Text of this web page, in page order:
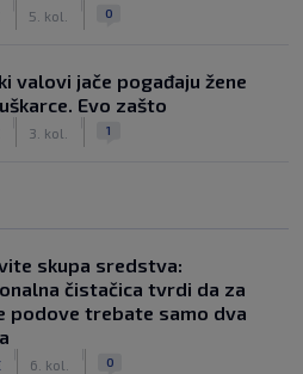
5. kol. 0
valovi jače pogađaju žene
Evo zašto
3. kol. 1
skupa sredstva:
čistačica tvrdi da za
podove trebate samo dva
6. kol. 0